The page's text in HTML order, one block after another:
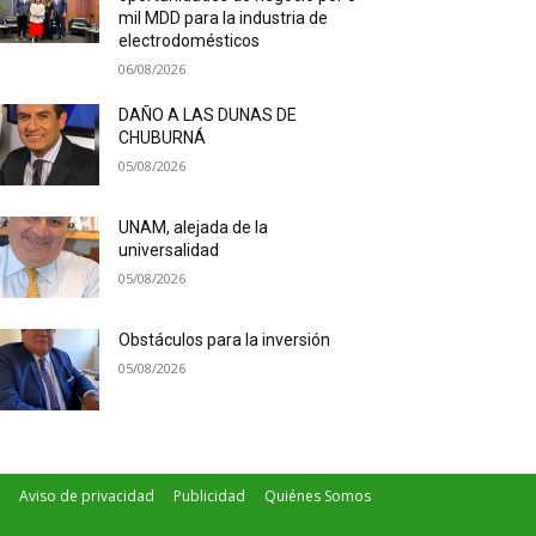
mil MDD para la industria de
electrodomésticos
06/08/2026
DAÑO A LAS DUNAS DE
CHUBURNÁ
05/08/2026
UNAM, alejada de la
universalidad
05/08/2026
Obstáculos para la inversión
05/08/2026
Aviso de privacidad Publicidad Quiénes Somos